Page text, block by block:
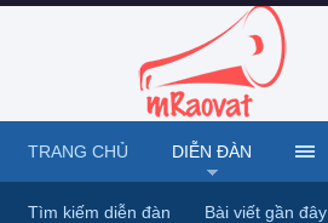
TRANG CHỦ DIỄN ĐÀN
Tìm kiếm diễn đàn Bài viết gần đây